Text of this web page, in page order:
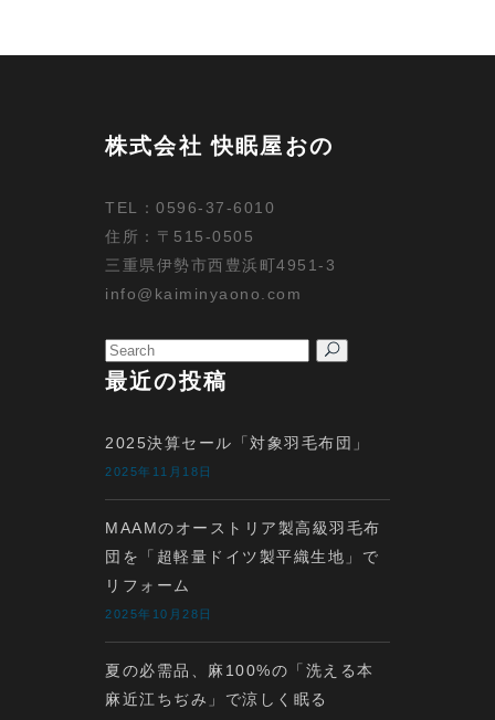
株式会社 快眠屋おの
TEL：0596-37-6010
住所：〒515-0505
三重県伊勢市西豊浜町4951-3
info@kaiminyaono.com
Search
for:
最近の投稿
2025決算セール「対象羽毛布団」
2025年11月18日
MAAMのオーストリア製高級羽毛布
団を「超軽量ドイツ製平織生地」で
リフォーム
2025年10月28日
夏の必需品、麻100%の「洗える本
麻近江ちぢみ」で涼しく眠る